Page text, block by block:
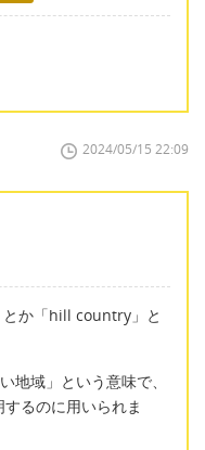
2024/05/15 22:09
か「hill country」と
域」という意味で、
るのに用いられま